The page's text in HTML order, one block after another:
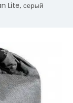
Lite, серый